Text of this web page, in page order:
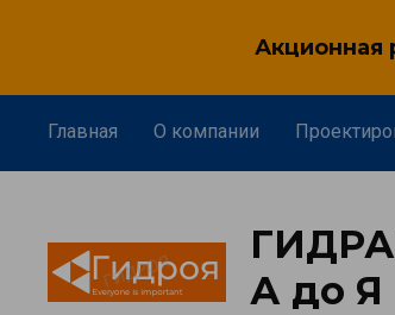
Акционная
Главная О компании
А до Я